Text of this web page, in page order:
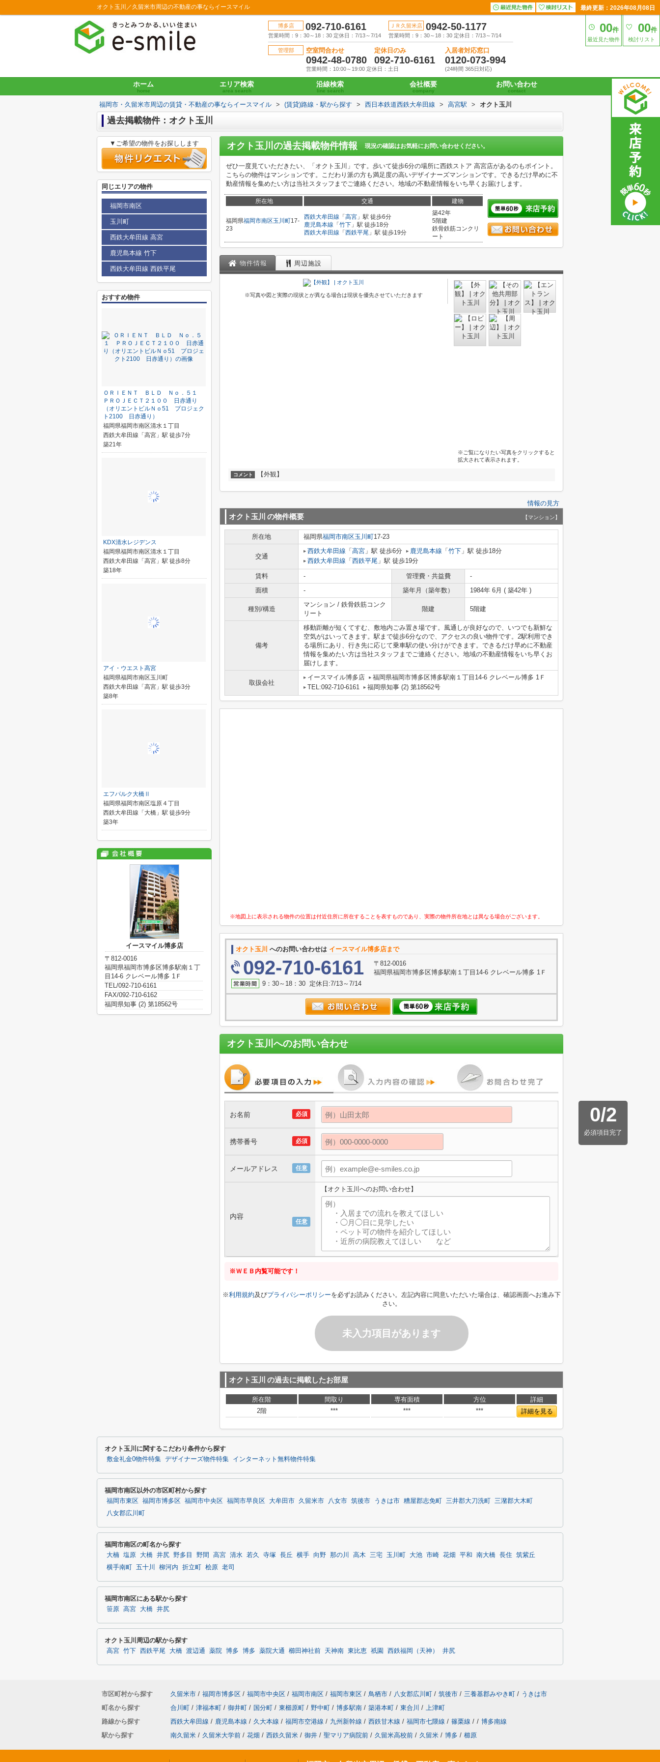
オクト玉川／久留米市周辺の不動産の事ならイースマイル 最終更新：2026年08月08日
博多店 092-710-6161
営業時間：9：30～18：30 定休日：7/13～7/14
ＪＲ久留米店 0942-50-1177
営業時間：9：30～18：30 定休日：7/13～7/14
管理部 空室問合わせ
0942-48-0780
定休日のみ
092-710-6161
営業時間：10:00～19:00 定休日：土日
入居者対応窓口
0120-073-994
(24時間 365日対応)
00件
最近見た物件
00件
検討リスト
ホーム
home
エリア検索
area search
沿線検索
line search
会社概要
company
お問い合わせ
contact
福岡市・久留米市周辺の賃貸・不動産の事ならイースマイル > (賃貸)路線・駅から探す > 西日本鉄道西鉄大牟田線 > 高宮駅 > オクト玉川
過去掲載物件：オクト玉川
オクト玉川 の過去掲載物件情報 現況の確認はお気軽にお問い合わせください。
ぜひ一度見ていただきたい、「オクト玉川」です。歩いて徒歩6分の場所に西鉄ストア 高宮店があるのもポイント。
こちらの物件はマンションです。こだわり派の方も満足度の高いデザイナーズマンションです。できるだけ早めに不
動産情報を集めたい方は当社スタッフまでご連絡ください。地域の不動産情報をいち早くお届けします。
所在地 交通 建物
福岡県福岡市南区玉川町17-
23
西鉄大牟田線 「 高宮 」駅 徒歩6分
鹿児島本線 「 竹下 」駅 徒歩18分
西鉄大牟田線 「 西鉄平尾 」駅 徒歩19分
築42年
5階建
鉄骨鉄筋コンクリ
ート
物件情報 周辺施設
※写真や図と実際の現状とが異なる場合は現状を優先させていただきます
※ご覧になりたい写真をクリックすると
拡大されて表示されます。
コメント 【外観】
情報の見方
オクト玉川 の物件概要 【マンション】
所在地 福岡県福岡市南区玉川町17-23
交通
西鉄大牟田線 「 高宮 」駅 徒歩6分 鹿児島本線 「 竹下 」駅 徒歩18分
西鉄大牟田線 「 西鉄平尾 」駅 徒歩19分
賃料 - 管理費・共益費
-
面積
- 築年月（築年数） 1984年 6月 ( 築42年 )
種別/構造
マンション / 鉄骨鉄筋コンク
リート
階建 5階建
備考
移動距離が短くてすむ、敷地内ごみ置き場です。風通しが良好なので、いつでも新鮮な
空気がはいってきます。駅まで徒歩6分なので、アクセスの良い物件です。2駅利用でき
る場所にあり、行き先に応じて乗車駅の使い分けができます。できるだけ早めに不動産
情報を集めたい方は当社スタッフまでご連絡ください。地域の不動産情報をいち早くお
届けします。
取扱会社
イースマイル博多店
福岡県福岡市博多区博多駅南１丁目14-6 クレベール博多 1Ｆ
TEL:092-710-6161
福岡県知事 (2) 第18562号
※地図上に表示される物件の位置は付近住所に所在することを表すものであり、実際の物件所在地とは異なる場合がございます。
オクト玉川 へのお問い合わせは イースマイル博多店まで
092-710-6161
〒812-0016
福岡県福岡市博多区博多駅南１丁目14-6 クレベール博多 1Ｆ
9：30～18：30 定休日:7/13～7/14
オクト玉川 へのお問い合わせ
0/2
必須項目完了
必須
お名前
必須
携帯番号
任意
メールアドレス
任意
内容
【オクト玉川へのお問い合わせ】
※ＷＥＢ内覧可能です！
※利用規約及びプライバシーポリシーを必ずお読みください。左記内容に同意いただいた場合は、確認画面へお進み下
さい。
未入力項目があります
オクト玉川 の過去に掲載したお部屋
所在階 間取り 専有面積 方位
詳細
2階
*** *** *** 詳細を見る
▼ご希望の物件をお探しします
同じエリアの物件
福岡市南区
玉川町
西鉄大牟田線 高宮
鹿児島本線 竹下
西鉄大牟田線 西鉄平尾
おすすめ物件
ＯＲＩＥＮＴ ＢＬＤ Ｎｏ．５１
ＰＲＯＪＥＣＴ２１００ 日赤通り
（オリエントビルＮｏ51 プロジェク
ト2100 日赤通り）
福岡県福岡市南区清水１丁目
西鉄大牟田線「高宮」駅 徒歩7分
築21年
KDX清水レジデンス
福岡県福岡市南区清水１丁目
西鉄大牟田線「高宮」駅 徒歩8分
築18年
アイ・ウエスト高宮
福岡県福岡市南区玉川町
西鉄大牟田線「高宮」駅 徒歩3分
築8年
エフパルク大橋Ⅱ
福岡県福岡市南区塩原４丁目
西鉄大牟田線「大橋」駅 徒歩9分
築3年
イースマイル博多店
〒812-0016
福岡県福岡市博多区博多駅南１丁
目14-6 クレベール博多 1Ｆ
TEL/092-710-6161
FAX/092-710-6162
福岡県知事 (2) 第18562号
オクト玉川に関するこだわり条件から探す
敷金礼金0物件特集 デザイナーズ物件特集 インターネット無料物件特集
福岡市南区以外の市区町村から探す
福岡市東区 福岡市博多区 福岡市中央区 福岡市早良区 大牟田市 久留米市 八女市 筑後市 うきは市 糟屋郡志免町 三井郡大刀洗町
三潴郡大木町
八女郡広川町
福岡市南区の町名から探す
大楠 塩原 大橋 井尻 野多目 野間 高宮 清水 若久 寺塚 長丘 横手 向野 那の川 高木 三宅 玉川町 大池 市崎 花畑 平和 南大橋 長住
筑紫丘
横手南町
五十川 柳河内 折立町 桧原 老司
福岡市南区にある駅から探す
笹原 高宮 大橋 井尻
オクト玉川周辺の駅から探す
高宮 竹下 西鉄平尾 大橋 渡辺通 薬院 博多 博多 薬院大通 櫛田神社前 天神南 東比恵 祇園 西鉄福岡（天神） 井尻
市区町村から探す 久留米市 / 福岡市博多区 / 福岡市中央区 / 福岡市南区 / 福岡市東区 / 鳥栖市 / 八女郡広川町 / 筑後市 / 三養基郡みやき町 / うきは市
町名から探す
合川町 / 津福本町 / 御井町 / 国分町 / 東櫛原町 / 野中町 / 博多駅南 / 築港本町 / 東合川 / 上津町
路線から探す
西鉄大牟田線 / 鹿児島本線 / 久大本線 / 福岡市空港線 / 九州新幹線 / 西鉄甘木線 / 福岡市七隈線 / 篠栗線 / / 博多南線
駅から探す
南久留米 / 久留米大学前 / 花畑 / 西鉄久留米 / 御井 / 聖マリア病院前 / 久留米高校前 / 久留米 / 博多 / 櫛原